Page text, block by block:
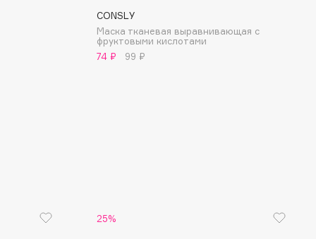
CONSLY
Маска тканевая выравнивающая с
фруктовыми кислотами
74 ₽
99 ₽
25%